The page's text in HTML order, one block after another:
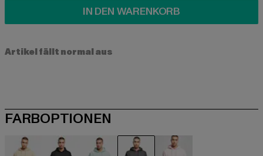
IN DEN WARENKORB
Artikel fällt normal aus
FARBOPTIONEN